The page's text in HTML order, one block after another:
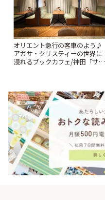
オリエント急行の客車のよう♪
アガサ・クリスティーの世界に
浸れるブックカフェ/神田「サロ